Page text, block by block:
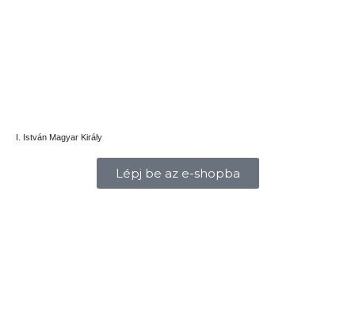
I. István Magyar Király
Lépj be az e-shopba